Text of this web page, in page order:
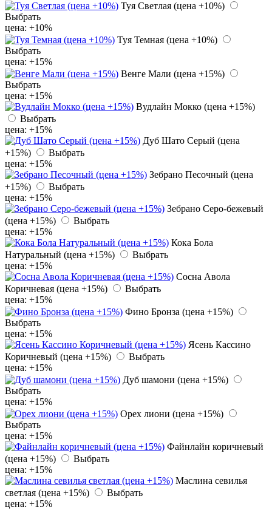
Туя Светлая (цена +10%)
Выбрать
цена: +10%
Туя Темная (цена +10%)
Выбрать
цена: +15%
Венге Мали (цена +15%)
Выбрать
цена: +15%
Вудлайн Мокко (цена +15%)
Выбрать
цена: +15%
Дуб Шато Серый (цена
+15%)
Выбрать
цена: +15%
Зебрано Песочный (цена
+15%)
Выбрать
цена: +15%
Зебрано Серо-бежевый
(цена +15%)
Выбрать
цена: +15%
Кока Бола
Натуральный (цена +15%)
Выбрать
цена: +15%
Сосна Авола
Коричневая (цена +15%)
Выбрать
цена: +15%
Фино Бронза (цена +15%)
Выбрать
цена: +15%
Ясень Кассино
Коричневый (цена +15%)
Выбрать
цена: +15%
Дуб шамони (цена +15%)
Выбрать
цена: +15%
Орех лиони (цена +15%)
Выбрать
цена: +15%
Файнлайн коричневый
(цена +15%)
Выбрать
цена: +15%
Маслина севилья
светлая (цена +15%)
Выбрать
цена: +15%